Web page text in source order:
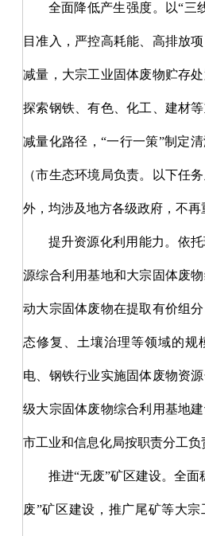
全面降低产生强度。以“三
目准入，严控高耗能、高排放
减量，大宗工业固体废物贮存
探索钢铁、有色、化工、建材
减量化路径，“一行一策”制定
（市生态环境局负责。以下任
外，均涉及地方各级政府，不再
提升资源化利用能力。依
源综合利用基地和大宗固体废
动大宗固体废物在提取有价组
态修复、土壤治理等领域的规
电、钢铁行业实施固体废物资
级大宗固体废物综合利用基地建
市工业和信息化局按职责分工负
推进“无废”矿区建设。全面
废”矿区建设，推广尾矿等大